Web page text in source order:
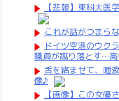
【悲報】東科大医
これが話がつまら
ドイツ空港のウク
職員が蹴り落とす…高
舌を絡ませて、唾
像♪
【画像】この女優